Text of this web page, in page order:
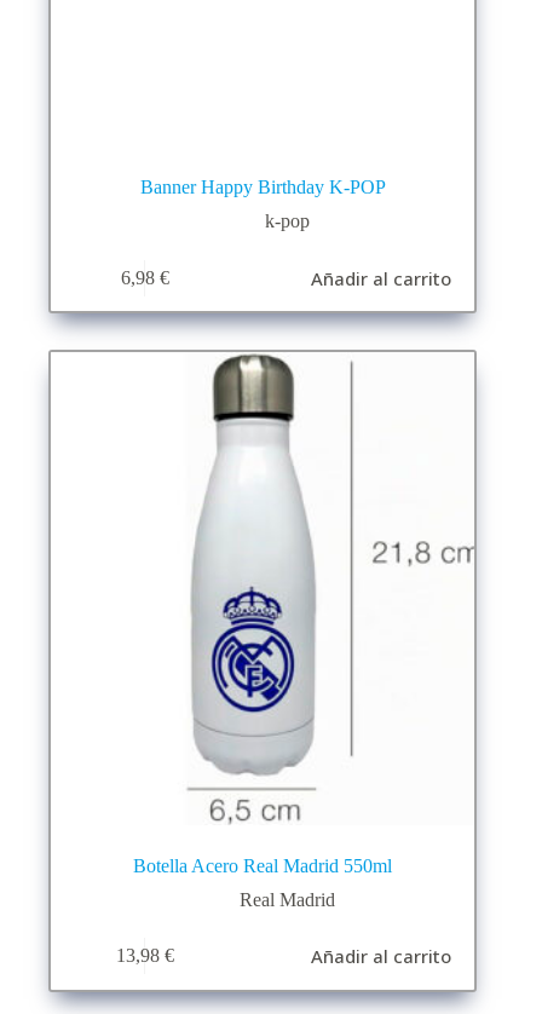
Banner Happy Birthday K-POP
k-pop
6,98 € Añadir al carrito
Botella Acero Real Madrid 550ml
Real Madrid
13,98 € Añadir al carrito